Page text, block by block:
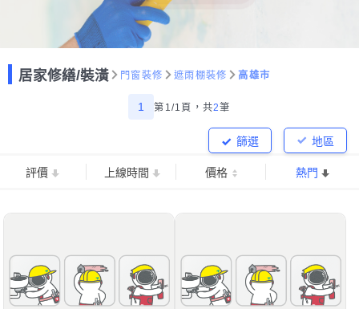
居家修繕/裝潢 門窗裝修 遮雨棚裝修 高雄市
1 第1/1頁， 共2筆
地區
篩選
評價 上線時間 價格 熱門